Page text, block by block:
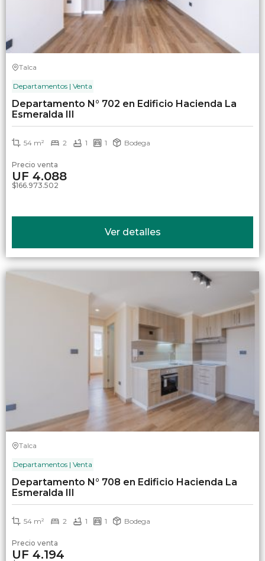
Talca
Departamentos | Venta
Departamento N° 702 en Edificio Hacienda La
Esmeralda III
54 m² 2 1 1 Bodega
Precio venta
UF 4.088
$166.973.502
Ver detalles
Talca
Departamentos | Venta
Departamento N° 708 en Edificio Hacienda La
Esmeralda III
54 m² 2 1 1 Bodega
Precio venta
UF 4.194